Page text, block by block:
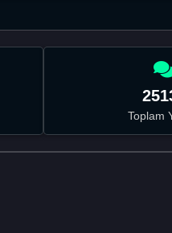
Toplam